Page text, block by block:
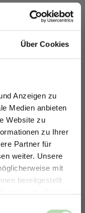
Über Cookies
Anzeigen zu
Medien anbieten
Website zu
zu Ihrer
Partner für
weiter. Unsere
mit
bereitgestellt
der Dienste
AUF